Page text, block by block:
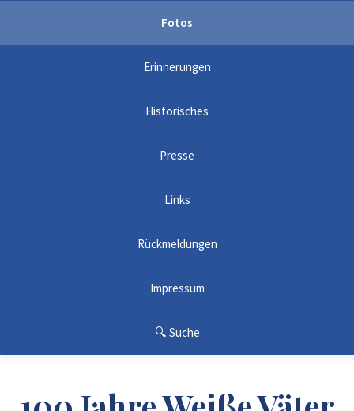
Fotos
Erinnerungen
Historisches
Presse
Links
Rückmeldungen
Impressum
🔍 Suche